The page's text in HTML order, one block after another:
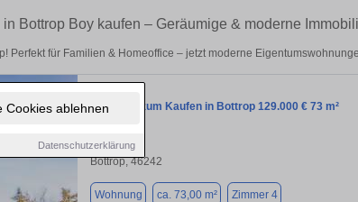
Cookies ablehnen
Datenschutzerklärung
Bottrop Boy kaufen – Geräumige & moderne
Perfekt für Familien & Homeoffice – jetzt moderne
Wohnung zum Kaufen in Bottrop 129.000 € 73 m²
Bottrop, 46242
Wohnung ca. 73,00 m² Zimmer 4